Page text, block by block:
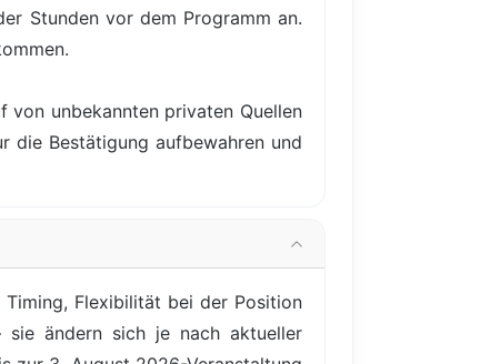
Stunden vor dem Programm an.
unbekannten privaten Quellen
die Bestätigung aufbewahren und
Flexibilität bei der Position
ändern sich je nach aktueller